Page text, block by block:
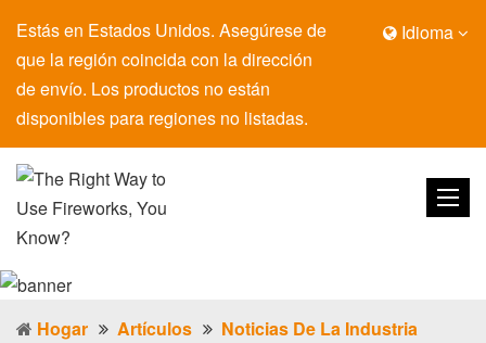
Estás en Estados Unidos. Asegúrese de
que la región coincida con la dirección
de envío. Los productos no están
disponibles para regiones no listadas.
Idioma
Hogar Artículos
Noticias De La Industria